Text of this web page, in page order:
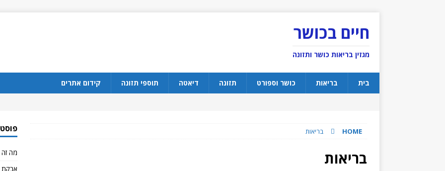
חיים בכושר
מגזין בריאות כושר ותזונה
בית בריאות כושר וספורט תזונה דיאטה תוספי תזונה קידום אתרים
HOME בריאות
בריאות
מה זה CBD?
אבקת